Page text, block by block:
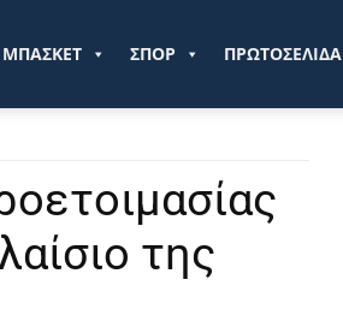
ΜΠΑΣΚΕΤ ΣΠΟΡ ΠΡΩΤΟΣΕΛΙΔΑ
της